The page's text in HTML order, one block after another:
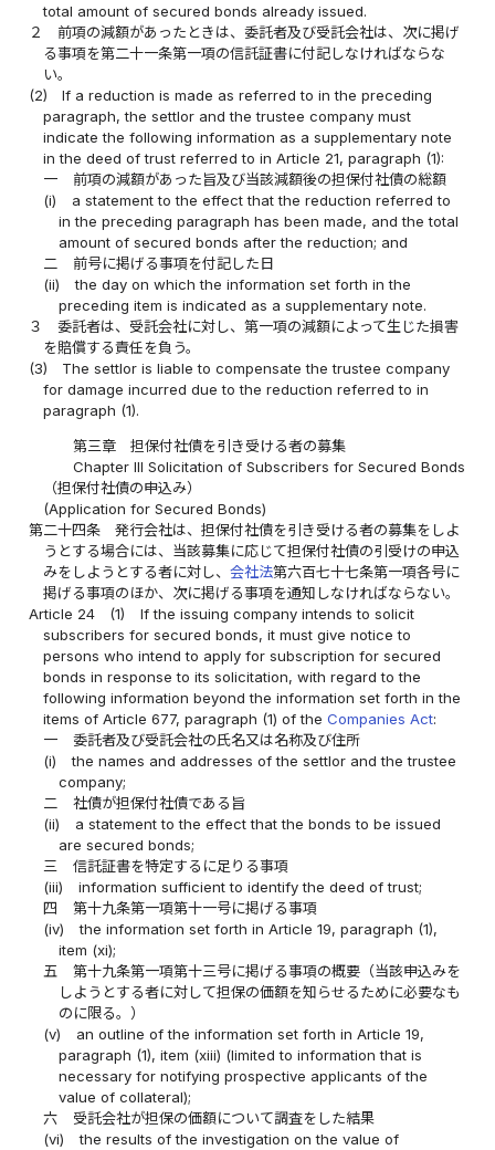
total amount of secured bonds already issued.
２
前項の減額があったときは、委託者及び受託会社は、次に掲げ
る事項を第二十一条第一項の信託証書に付記しなければならな
い。
(2)
If a reduction is made as referred to in the preceding
paragraph, the settlor and the trustee company must
indicate the following information as a supplementary note
in the deed of trust referred to in Article 21, paragraph (1):
一
前項の減額があった旨及び当該減額後の担保付社債の総額
(i)
a statement to the effect that the reduction referred to
in the preceding paragraph has been made, and the total
amount of secured bonds after the reduction; and
二
前号に掲げる事項を付記した日
(ii)
the day on which the information set forth in the
preceding item is indicated as a supplementary note.
３
委託者は、受託会社に対し、第一項の減額によって生じた損害
を賠償する責任を負う。
(3)
The settlor is liable to compensate the trustee company
for damage incurred due to the reduction referred to in
paragraph (1).
第三章 担保付社債を引き受ける者の募集
Chapter III Solicitation of Subscribers for Secured Bonds
（担保付社債の申込み）
(Application for Secured Bonds)
第二十四条
発行会社は、担保付社債を引き受ける者の募集をしよ
うとする場合には、当該募集に応じて担保付社債の引受けの申込
みをしようとする者に対し、会社法第六百七十七条第一項各号に
掲げる事項のほか、次に掲げる事項を通知しなければならない。
Article 24
(1)
If the issuing company intends to solicit
subscribers for secured bonds, it must give notice to
persons who intend to apply for subscription for secured
bonds in response to its solicitation, with regard to the
following information beyond the information set forth in the
items of Article 677, paragraph (1) of theCompanies Act:
一
委託者及び受託会社の氏名又は名称及び住所
(i)
the names and addresses of the settlor and the trustee
company;
二
社債が担保付社債である旨
(ii)
a statement to the effect that the bonds to be issued
are secured bonds;
三
信託証書を特定するに足りる事項
(iii)
information sufficient to identify the deed of trust;
四
第十九条第一項第十一号に掲げる事項
(iv)
the information set forth in Article 19, paragraph (1),
item (xi);
五
第十九条第一項第十三号に掲げる事項の概要（当該申込みを
しようとする者に対して担保の価額を知らせるために必要なも
のに限る。）
(v)
an outline of the information set forth in Article 19,
paragraph (1), item (xiii) (limited to information that is
necessary for notifying prospective applicants of the
value of collateral);
六
受託会社が担保の価額について調査をした結果
(vi)
the results of the investigation on the value of